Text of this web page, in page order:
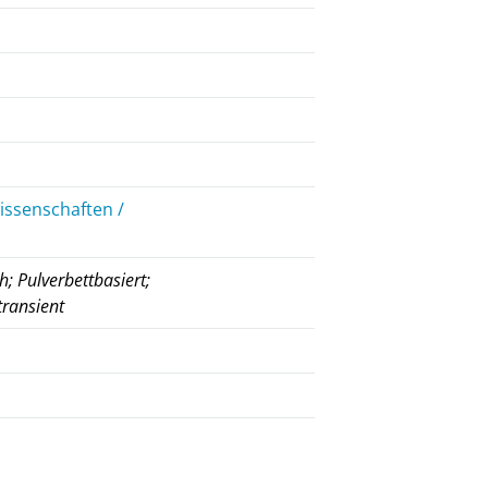
/
Pulverbettbasiert;